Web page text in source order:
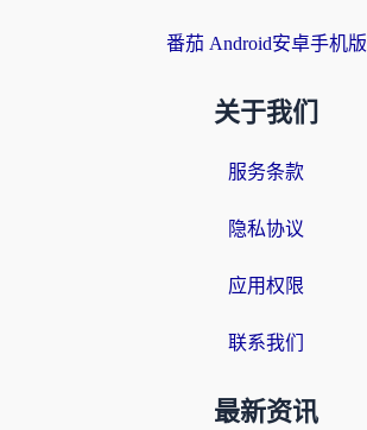
番茄 Android安卓手机版
关于我们
服务条款
隐私协议
应用权限
联系我们
最新资讯